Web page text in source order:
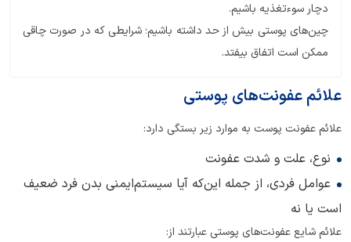
دچار سوء‌تغذیه باشیم.
چین‌های پوستی بیش از حد داشته باشیم؛ شرایطی که در صورت چاقی
ممکن است اتفاق بیفتد.
علائم عفونت‌های پوستی
علائم عفونت پوست به موارد زیر بستگی دارد:
نوع، علت و شدت عفونت
عوامل فردی، از جمله این‌که آیا سیستم‌ایمنی بدن فرد ضعیف
است یا نه
علائم شایع عفونت‌های پوستی عبارتند از: